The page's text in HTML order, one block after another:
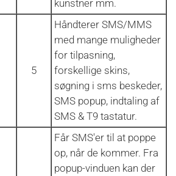
kunstner mm.
5
Håndterer SMS/MMS
med mange muligheder
for tilpasning,
forskellige skins,
søgning i sms beskeder,
SMS popup, indtaling af
SMS & T9 tastatur.
Får SMS'er til at poppe
op, når de kommer. Fra
popup-vinduen kan der